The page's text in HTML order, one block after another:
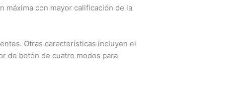
máxima con mayor calificación de la
Otras características incluyen el
de botón de cuatro modos para